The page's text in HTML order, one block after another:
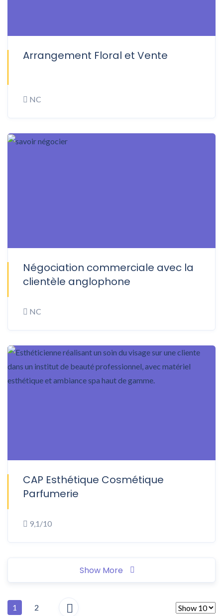
Arrangement Floral et Vente
NC
Négociation commerciale avec la
clientèle anglophone
NC
CAP Esthétique Cosmétique
Parfumerie
9,1/10
Show More
1 2